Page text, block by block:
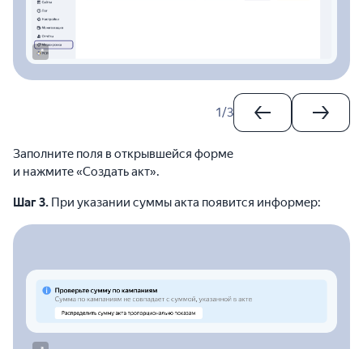
1/3
Заполните поля в открывшейся форме
и нажмите «Создать акт».
Шаг 3. При указании суммы акта появится информер: